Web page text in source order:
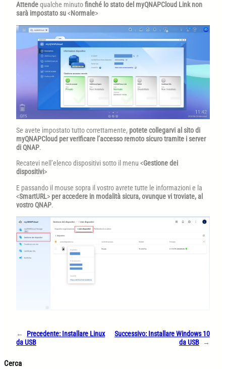
Attendequalche minutofinché lo stato del myQNAPCloud Link non
sarà impostato su<Normale>
Se avete impostato tutto correttamente, potete collegarvi al sito di
myQNAPCloud per verificare l’accesso remoto sicuro tramite i server
di QNAP.
Recatevi nell’elenco dispositivi sotto il menu <Gestione dei
dispositivi>
E passando il mouse sopra il vostro avrete tutte le informazioni e la
<SmartURL> per accedere in modalità sicura, ovunque vi troviate, al
vostro QNAP.
← Precedente: Installare Linux
da USB
Successivo: Installare Windows 10
da USB →
Cerca